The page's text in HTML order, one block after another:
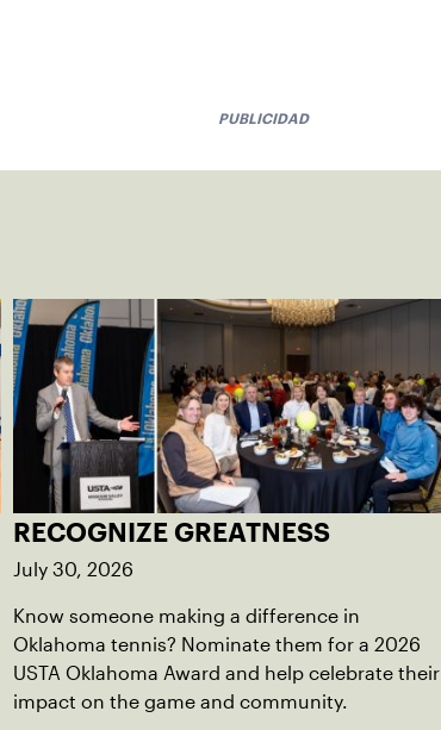
PUBLICIDAD
RECOGNIZE GREATNESS
July 30, 2026
Know someone making a difference in
Oklahoma tennis? Nominate them for a 2026
USTA Oklahoma Award and help celebrate their
impact on the game and community.